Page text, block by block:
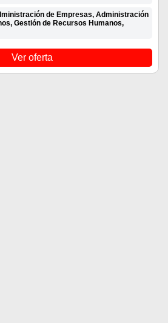
de Empresas, Administración
Gestión de Recursos Humanos,
Ver oferta